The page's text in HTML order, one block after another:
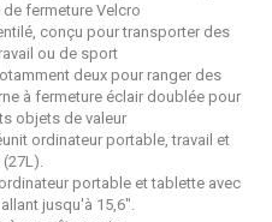
fermeture Velcro
conçu pour transporter des
ou de sport
deux pour ranger des
à fermeture éclair doublée pour
objets de valeur
ordinateur portable, travail et
portable et tablette avec
jusqu'à 15,6".